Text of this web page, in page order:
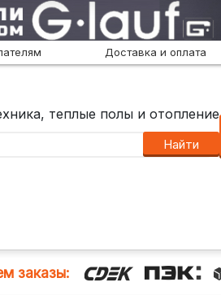
Доставка и оплата
теплые полы и отопление
Найти
заказы: